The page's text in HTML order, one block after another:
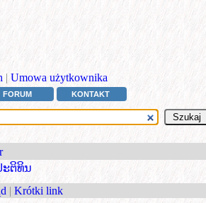
| Umowa użytkownika
FORUM KONTAKT
ຕິທິນ
| Krótki link